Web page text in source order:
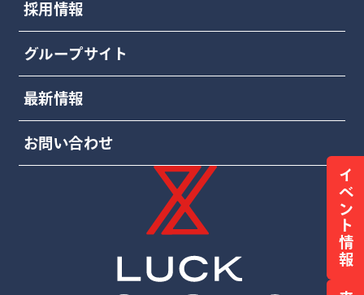
イベント情報
採用情報
グループサイト
最新情報
お問い合わせ